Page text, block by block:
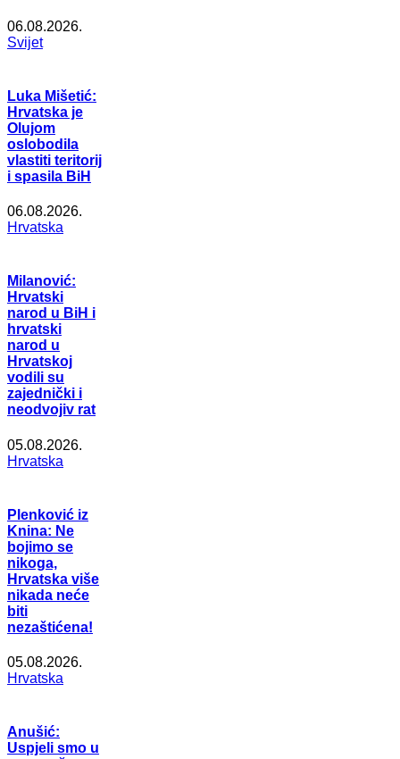
06.08.2026.
Svijet
Luka Mišetić:
Hrvatska je
Olujom
oslobodila
vlastiti teritorij
i spasila BiH
06.08.2026.
Hrvatska
Milanović:
Hrvatski
narod u BiH i
hrvatski
narod u
Hrvatskoj
vodili su
zajednički i
neodvojiv rat
05.08.2026.
Hrvatska
Plenković iz
Knina: Ne
bojimo se
nikoga,
Hrvatska više
nikada neće
biti
nezaštićena!
05.08.2026.
Hrvatska
Anušić:
Uspjeli smo u